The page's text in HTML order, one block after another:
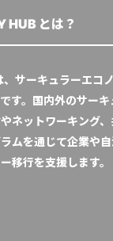
HUB とは？
サーキュラーエコ
す。国内外のサーキ
ネットワーキング
ムを通じて企業や
移行を支援します。